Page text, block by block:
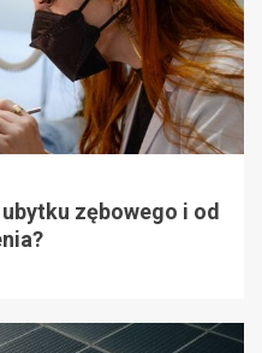
zębowego i od